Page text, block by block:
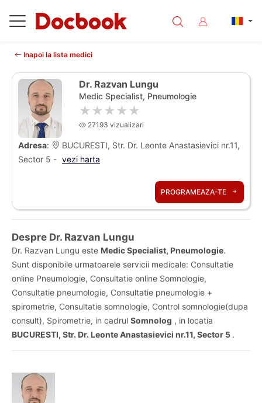
Inapoi la lista medici
Dr. Razvan Lungu
Medic Specialist, Pneumologie
★★★★★
27193 vizualizari
Adresa:
BUCURESTI, Str. Dr. Leonte Anastasievici nr.11,
Sector 5 - vezi harta
PROGRAMEAZA-TE
Despre Dr. Razvan Lungu
Dr. Razvan Lungu este Medic Specialist, Pneumologie.
Sunt disponibile urmatoarele servicii medicale: Consultatie
online Pneumologie, Consultatie online Somnologie,
Consultatie pneumologie, Consultatie pneumologie +
spirometrie, Consultatie somnologie, Control somnologie(dupa
consult), Spirometrie, in cadrul Somnolog , in locatia
BUCURESTI, Str. Dr. Leonte Anastasievici nr.11, Sector 5 .